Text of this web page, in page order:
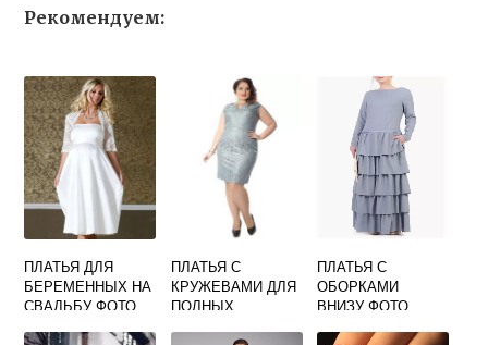
Рекомендуем:
ПЛАТЬЯ ДЛЯ
БЕРЕМЕННЫХ НА
СВАДЬБУ ФОТО
ПЛАТЬЯ С
КРУЖЕВАМИ ДЛЯ
ПОЛНЫХ
ПЛАТЬЯ С
ОБОРКАМИ
ВНИЗУ ФОТО